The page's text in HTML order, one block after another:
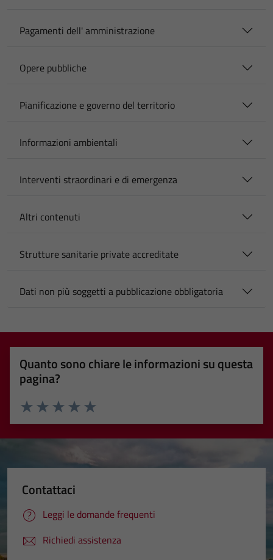
Pagamenti dell' amministrazione
Opere pubbliche
Pianificazione e governo del territorio
Informazioni ambientali
Interventi straordinari e di emergenza
Altri contenuti
Strutture sanitarie private accreditate
Dati non più soggetti a pubblicazione obbligatoria
Quanto sono chiare le informazioni su questa
pagina?
Valuta 5 stelle su 5
Valuta 4 stelle su 5
Valuta 3 stelle su 5
Valuta 2 stelle su 5
Valuta 1 stelle su 5
Contattaci
Leggi le domande frequenti
Richiedi assistenza